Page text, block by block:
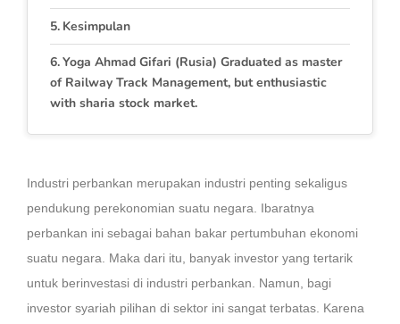
Kesimpulan
Yoga Ahmad Gifari (Rusia) Graduated as master
of Railway Track Management, but enthusiastic
with sharia stock market.
Industri perbankan merupakan industri penting sekaligus
pendukung perekonomian suatu negara. Ibaratnya
perbankan ini sebagai bahan bakar pertumbuhan ekonomi
suatu negara. Maka dari itu, banyak investor yang tertarik
untuk berinvestasi di industri perbankan. Namun, bagi
investor syariah pilihan di sektor ini sangat terbatas. Karena